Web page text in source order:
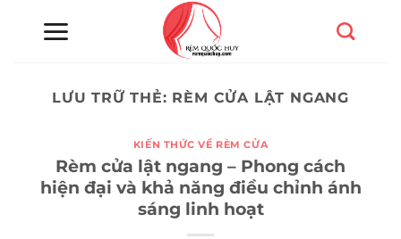
LƯU TRỮ THẺ: RÈM CỬA LẬT NGANG
KIẾN THỨC VỀ RÈM CỬA
Rèm cửa lật ngang – Phong cách
hiện đại và khả năng điều chỉnh ánh
sáng linh hoạt